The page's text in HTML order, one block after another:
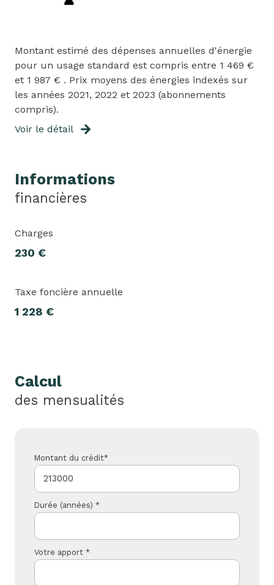
Montant estimé des dépenses annuelles d'énergie
pour un usage standard est compris entre 1 469 €
et 1 987 € . Prix moyens des énergies indexés sur
les années 2021, 2022 et 2023 (abonnements
compris).
Voir le détail
Informations
financières
Charges
230 €
Taxe foncière annuelle
1 228 €
Calcul
des mensualités
Montant du crédit*
Durée (années) *
Votre apport *